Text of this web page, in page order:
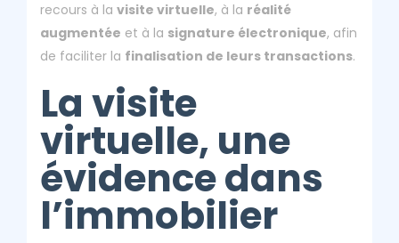
recours à la visite virtuelle, à la réalité
augmentée et à la signature électronique, afin
de faciliter la finalisation de leurs transactions.
La visite
virtuelle, une
évidence dans
l’immobilier